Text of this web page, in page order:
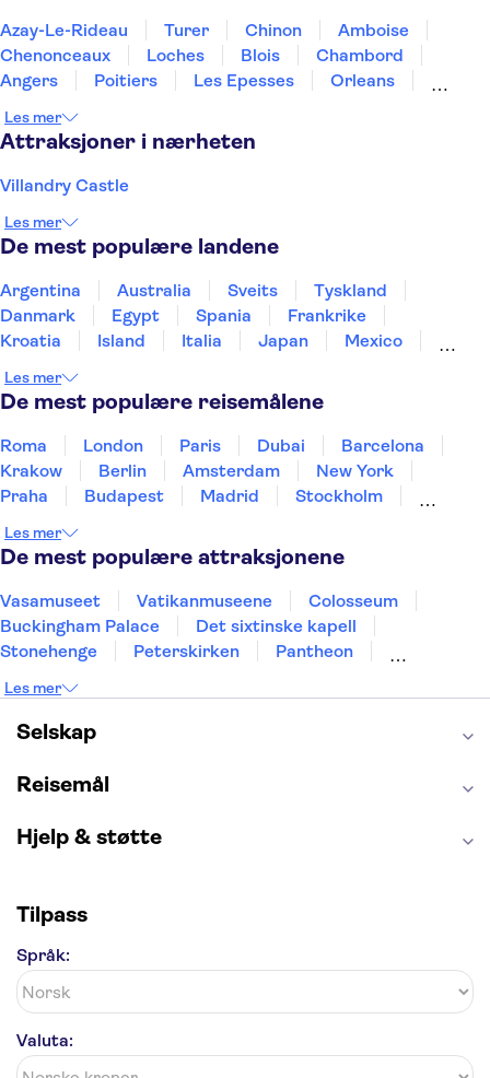
Azay-Le-Rideau Turer Chinon
Amboise
Chenonceaux
Loches Blois
Chambord
Angers
Poitiers Les Epesses
Orleans
Les mer
Attraksjoner i nærheten
Villandry Castle
Les mer
De mest populære landene
Argentina Australia Sveits
Tyskland
Danmark
Egypt Spania
Frankrike
Kroatia
Island Italia Japan
Mexico
Sverige
Thailand Tyrkia
Les mer
De mest populære reisemålene
Roma London Paris Dubai
Barcelona
Krakow
Berlin Amsterdam
New York
Praha
Budapest Madrid
Stockholm
Alicante
Les mer
De mest populære attraksjonene
Vasamuseet Vatikanmuseene
Colosseum
Buckingham Palace
Det sixtinske kapell
Stonehenge
Peterskirken
Pantheon
Burj Khalifa
Keukenhof
Edinburgh Castle
Alcatraz
Golden Circle
Les mer
Selskap
Reisemål
Hjelp & støtte
Tilpass
Språk:
Valuta: